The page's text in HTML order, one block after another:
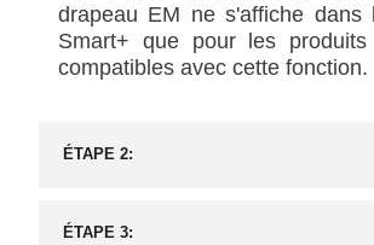
drapeau EM ne s'affiche dans
Smart+ que pour les produits
compatibles avec cette fonction.
ÉTAPE 2:
ÉTAPE 3: